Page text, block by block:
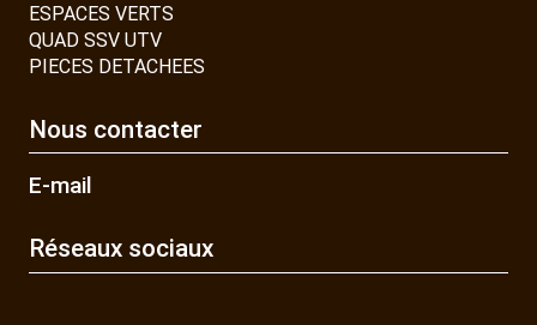
ESPACES VERTS
QUAD SSV UTV
PIECES DETACHEES
Nous contacter
E-mail
Réseaux sociaux